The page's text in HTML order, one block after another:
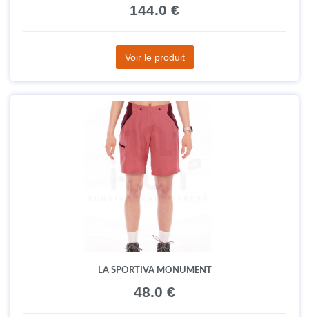
144.0 €
Voir le produit
LA SPORTIVA MONUMENT
48.0 €